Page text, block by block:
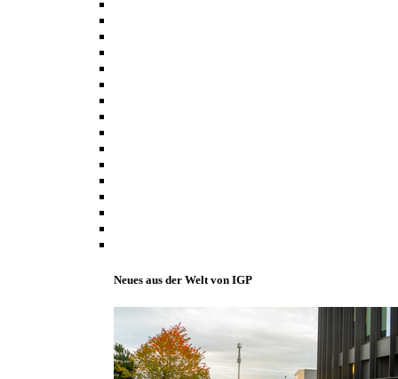
Neues aus der Welt von IGP